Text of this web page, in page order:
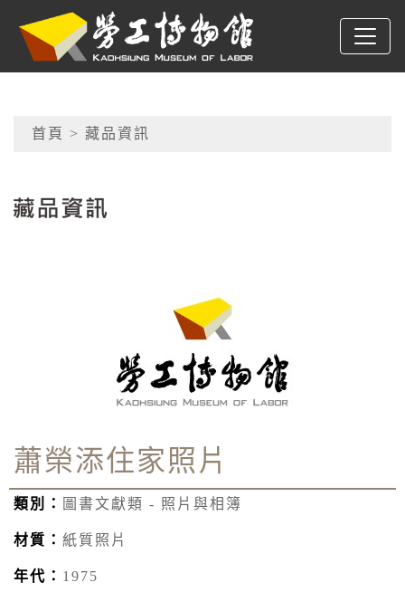
跳到主要內容
高雄市勞工博物館
網頁導覽
首頁 > 藏品資訊
蕭榮添住家照片
類別： 圖書文獻類 - 照片與相簿
材質： 紙質照片
年代： 1975